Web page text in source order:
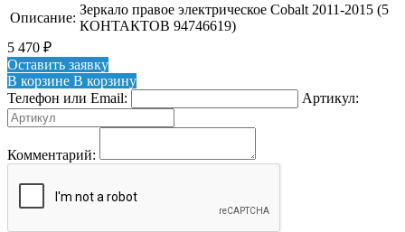
Описание:
Зеркало правое электрическое Cobalt 2011-2015 (5
КОНТАКТОВ 94746619)
5 470 ₽
Оставить заявку
В корзине В корзину
Телефон или Email:
Артикул:
Комментарий: